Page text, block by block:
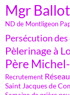
Mgr
ND de Montligeon
Persécution
Pèlerinage à
Père
Recrutement
Saint Jacques de